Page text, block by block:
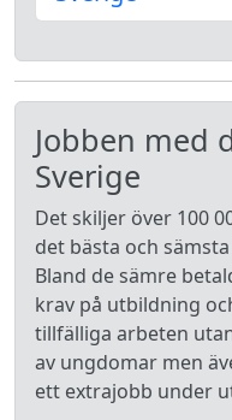
Jobben med
Sverige
Det skiljer över 100
det bästa och
Bland de sämre
krav på utbildning
tillfälliga arbeten
av ungdomar men
ett extrajobb under